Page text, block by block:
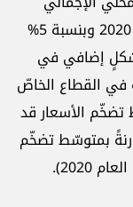
الحقيقي قد انكمش بنسبة 26% في العام 2020 وبنسبة 5%
بشكلٍ إضافي في
في القطاع الخاصّ
تضخّم الأسعار قد
سنويّاً في العام 2022 (مقارنةً بمتوسّط تضخّم